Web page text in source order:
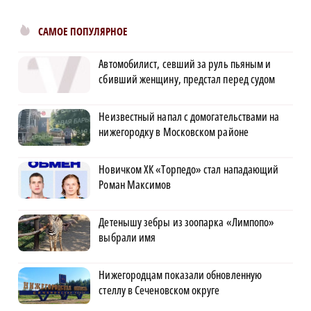
САМОЕ ПОПУЛЯРНОЕ
Автомобилист, севший за руль пьяным и
сбивший женщину, предстал перед судом
Неизвестный напал с домогательствами на
нижегородку в Московском районе
Новичком ХК «Торпедо» стал нападающий
Роман Максимов
Детенышу зебры из зоопарка «Лимпопо»
выбрали имя
Нижегородцам показали обновленную
стеллу в Сеченовском округе